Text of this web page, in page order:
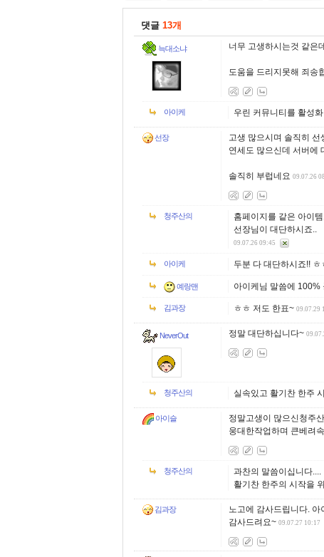
댓글 13개
늑대소냐 너무 고생하시는것 같은
도움을 드리지못해 죄송
아이케 우린 커뮤니티를 활성
선장
고생 많으시며 솔직히
연세도 많으신데 서버에
솔직히 부럽네요 09.07.26
청주산의
홈페이지를 같은 아이
선장님이 대단하시죠..
09.07.26 09:45
아이케 두분 다 대단하시죠!! ㅎ
예랑맨 아이케님 말씀에 100%
김과장 ㅎㅎ 저도 한표~ 09.07.29
NeverOut 정말 대단하십니다~
청주산의 실속있고 활기찬 한주
아이슬
정말고생이 많으신청주
웅대한작업하며 큰베려
청주산의
과찬의 말씀이십니다....
활기찬 한주의 시작을
김과장
노고에 감사드립니다.
감사드려요~ 09.07.27 10:17